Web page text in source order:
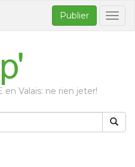
Publier
en Valais: ne rien jeter!